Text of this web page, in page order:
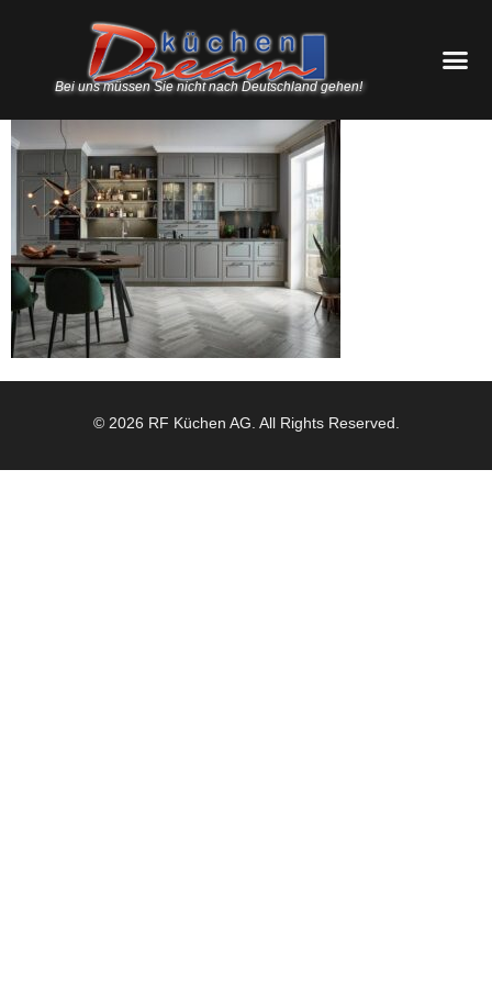
Bei uns müssen Sie nicht nach Deutschland gehen!
© 2026 RF Küchen AG. All Rights Reserved.